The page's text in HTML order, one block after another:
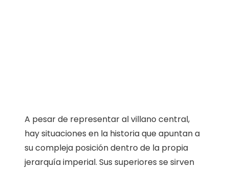
A pesar de representar al villano central,
hay situaciones en la historia que apuntan a
su compleja posición dentro de la propia
jerarquía imperial. Sus superiores se sirven